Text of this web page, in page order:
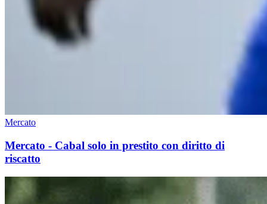
Mercato
Mercato - Cabal solo in prestito con diritto di
riscatto